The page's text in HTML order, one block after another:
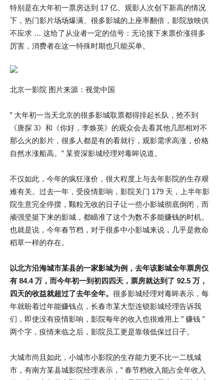
特别是在大年初一票房达到 17 亿、观影人次创下新高的情况
下，热门影片场场爆满、很多影城的上座率翻倍，影院放映供
不应求 … 这给了从业者一定的信号：无论接下来票价涨得多
厉害，消费者在这一特殊时期也只能买单。
北京一影院 图片来源：视觉中国
” 大年初一当天北京的很多影城取票都得排起长队，抢不到
《唐探 3》和《你好，李焕英》的观众会去看其他几部相对不
那么火的影片，很多人都是有的看就行，观影需求高涨，价格
自然水涨船高。” 某资深影城经理对毒眸说道。
不仅如此，今年的疯狂涨价，很大程度上与去年影院的生存艰
难有关。过去一年，受疫情影响，影院关门 179 天，上半年影
院生意完全停摆，颗粒无收的日子让一些小影城彻底倒闭，而
顽强坚挺下来的影城，都瞄准了这个为数不多能赚钱的时机。
也就是说，今年春节档，对于很多中小影城来说，几乎是救命
稻草一样的存在。
以北方沿海城市某县的一家影城为例，去年该影城全年票房仅
有 84.4 万，而今年初一到初四四天，票房就达到了 92.5 万，
四天的收益就超过了去年全年。 很多影城经理对毒眸表示，每
年就盼着过年能赚钱点，长春市某大型连锁影城经理告诉我
们，即使没有疫情影响，影院每年的收入也很难用上 ” 赚钱 ”
两个字，疫情来临之后，影院员工更是靠领低保过日子。
大城市尚且如此，小城市小影院的生存能力更不比一二线城
市，有南方某县城影院经理表示，” 春节档收入能占全年收入